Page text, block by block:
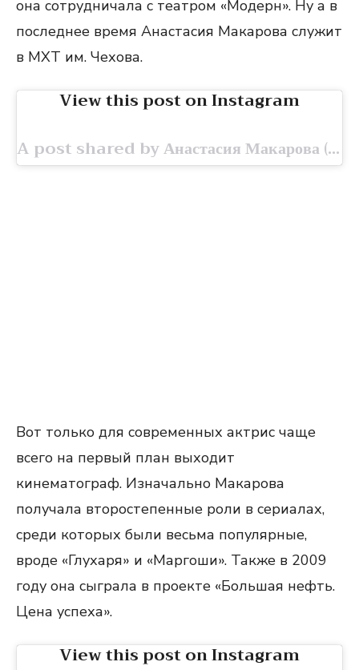
она сотрудничала с театром «Модерн». Ну а в
последнее время Анастасия Макарова служит
в МХТ им. Чехова.
View this post on Instagram
A post shared by Анастасия Макарова (@nastya.mak.off)
Вот только для современных актрис чаще
всего на первый план выходит
кинематограф. Изначально Макарова
получала второстепенные роли в сериалах,
среди которых были весьма популярные,
вроде «Глухаря» и «Маргоши». Также в 2009
году она сыграла в проекте «Большая нефть.
Цена успеха».
View this post on Instagram